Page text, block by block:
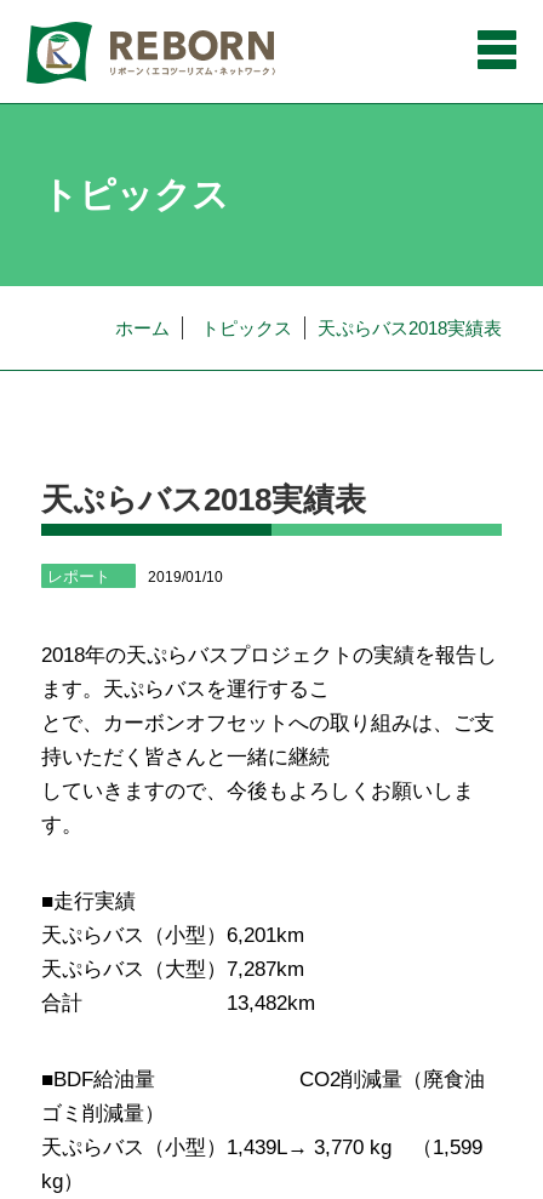
メ
トピックス
ホーム トピックス 天ぷらバス2018実績表
天ぷらバス2018実績表
レポート 2019/01/10
2018年の天ぷらバスプロジェクトの実績を報告し
ます。天ぷらバスを運行するこ
とで、カーボンオフセットへの取り組みは、ご支
持いただく皆さんと一緒に継続
していきますので、今後もよろしくお願いしま
す。
■走行実績
天ぷらバス（小型）6,201km
天ぷらバス（大型）7,287km
合計 13,482km
■BDF給油量 CO2削減量（廃食油
ゴミ削減量）
天ぷらバス（小型）1,439L→ 3,770 kg （1,599
kg）